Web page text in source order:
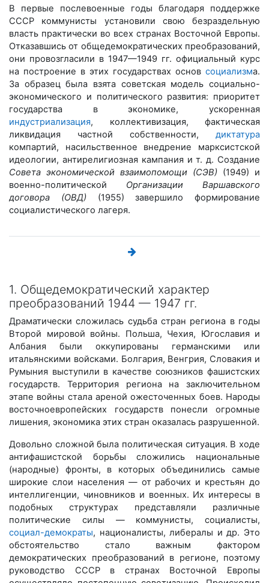
В первые послевоенные годы благодаря поддержке
СССР коммунисты установили свою безраздельную
власть практически во всех странах Восточной Европы.
Отказавшись от общедемократических преобразований,
они провозгласили в 1947—1949 гг. официальный курс
на построение в этих государствах основ социализма.
За образец была взята советская модель социально-
экономического и политического развития: приоритет
государства в экономике, ускоренная
индустриализация, коллективизация, фактическая
ликвидация частной собственности, диктатура
компартий, насильственное внедрение марксистской
идеологии, антирелигиозная кампания и т. д. Создание
Совета экономической взаимопомощи (СЭВ) (1949) и
военно-политической Организации Варшавского
договора (ОВД)(1955) завершило формирование
социалистического лагеря.
1. Общедемократический характер
преобразований 1944 — 1947 гг.
Драматически сложилась судьба стран региона в годы
Второй мировой войны. Польша, Чехия, Югославия и
Албания были оккупированы германскими или
итальянскими войсками. Болгария, Венгрия, Словакия и
Румыния выступили в качестве союзников фашистских
государств. Территория региона на заключительном
этапе войны стала ареной ожесточенных боев. Народы
восточноевропейских государств понесли огромные
лишения, экономика этих стран оказалась разрушенной.
Довольно сложной была политическая ситуация. В ходе
антифашистской борьбы сложились национальные
(народные) фронты, в которых объединились самые
широкие слои населения — от рабочих и крестьян до
интеллигенции, чиновников и военных. Их интересы в
подобных структурах представляли различные
политические силы — коммунисты, социалисты,
социал-демократы, националисты, либералы и др. Это
обстоятельство стало важным фактором
демократических преобразований в регионе, поэтому
руководство СССР в странах Восточной Европы